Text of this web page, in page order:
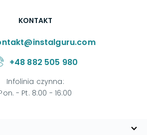
KONTAKT
+48 882 505 980
Infolinia czynna:
- Pt. 8:00 - 16:00